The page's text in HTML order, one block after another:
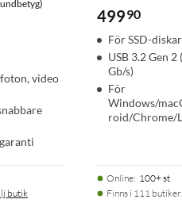
video
butik
49990
För SSD-
USB 3.2 Gen
Gb/s)
För
Windows/
roid/Chrome/
Online: 100+ st
Finns i 111 butiker.